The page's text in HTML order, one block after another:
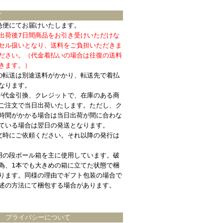
にてお届けいたします。
荷後7日間商品をお引き受けいただけな
ル扱いとなり、送料をご負担いただきま
さい。（代金着払いの場合は往復の送料
ます。）
送は別途送料がかかり、転送先で着払
ります。
金引換、クレジットで、在庫のある商
注文で当日出荷いたします。ただし、ク
間がかかる場合は当日出荷が間に合わな
いる場合は翌日の発送となります。
にご依頼ください。それ以降の発行は
段ボール箱を主に使用しています。破
、1本でも大きめの箱に立てた状態で梱
ます。同様の理由でギフト包装の場合で
の方法にて梱包する場合があります。
プライバシーについて